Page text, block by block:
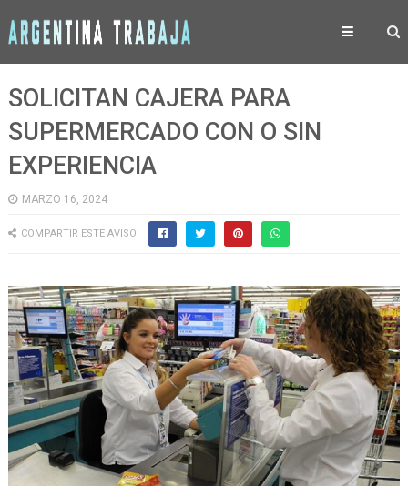
SOLICITAN CAJERA PARA
SUPERMERCADO CON O SIN
EXPERIENCIA
MARZO 16, 2024
COMPARTIR ESTE AVISO: